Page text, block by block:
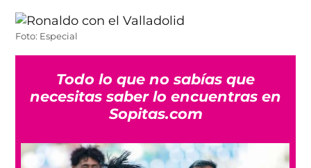
Foto: Especial
Todo lo que no sabías que
necesitas saber lo encuentras en
Sopitas.com